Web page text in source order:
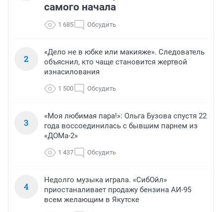
самого начала
1 685 Обсудить
2
«Дело не в юбке или макияже». Следователь
объяснил, кто чаще становится жертвой
изнасилования
1 500 Обсудить
3
«Моя любимая пара!»: Ольга Бузова спустя 22
года воссоединилась с бывшим парнем из
«ДОМа-2»
1 437 Обсудить
4
Недолго музыка играла. «СибОйл»
приостаналивает продажу бензина АИ-95
всем желающим в Якутске